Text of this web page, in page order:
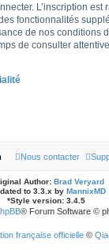
L’inscription
fonctionnalités
de nos conditions
de consulter
Nous contacter
Author: Brad Veryard
to 3.3.x by MannixMD
*Style version: 3.4.5
® Forum Software ©
française officielle©